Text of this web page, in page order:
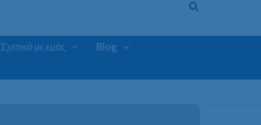
Σχετικά με εμάς
Blog